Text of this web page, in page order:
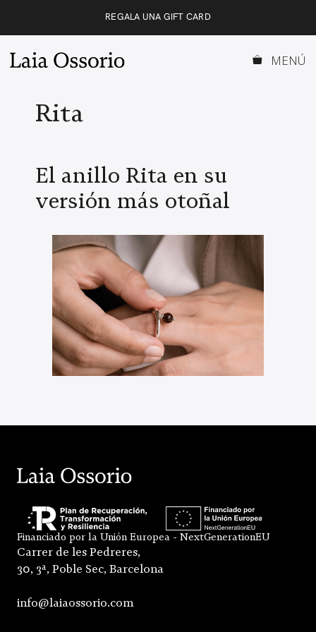
REGALA UNA GIFT CARD
MENÚ
Rita
El anillo Rita en su
versión más otoñal
Financiado por la Unión Europea - NextGenerationEU
Carrer de les Pedreres,
30, 3ª, Poble Sec, Barcelona
info@laiaossorio.com